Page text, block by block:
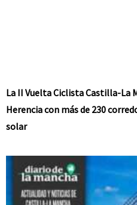
La II Vuelta Ciclista Castilla-La
Herencia con más de 230
solar